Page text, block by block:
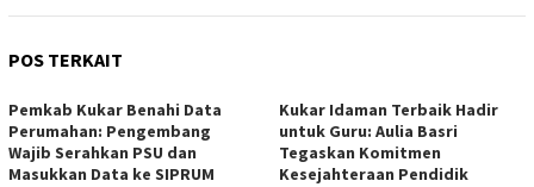
POS TERKAIT
Pemkab Kukar Benahi Data
Perumahan: Pengembang
Wajib Serahkan PSU dan
Masukkan Data ke SIPRUM
Kukar Idaman Terbaik Hadir
untuk Guru: Aulia Basri
Tegaskan Komitmen
Kesejahteraan Pendidik